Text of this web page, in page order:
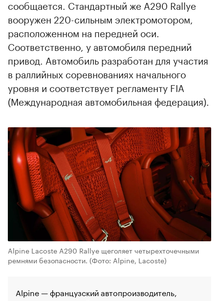
сообщается. Стандартный же A290 Rallye
вооружен 220-сильным электромотором,
расположенном на передней оси.
Соответственно, у автомобиля передний
привод. Автомобиль разработан для участия
в раллийных соревнованиях начального
уровня и соответствует регламенту FIA
(Международная автомобильная федерация).
Alpine Lacoste A290 Rallye щеголяет четырехточечными
ремнями безопасности. (Фото: Alpine, Lacoste)
Alpine — французский автопроизводитель,